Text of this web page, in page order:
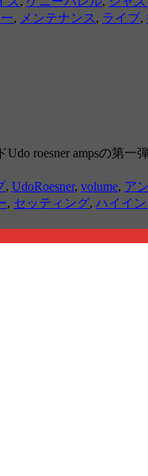
, メンテナンス , ライブ,
roesner ampsの第一
, UdoRoesner, volume, ア
, セッティング, ハイイ